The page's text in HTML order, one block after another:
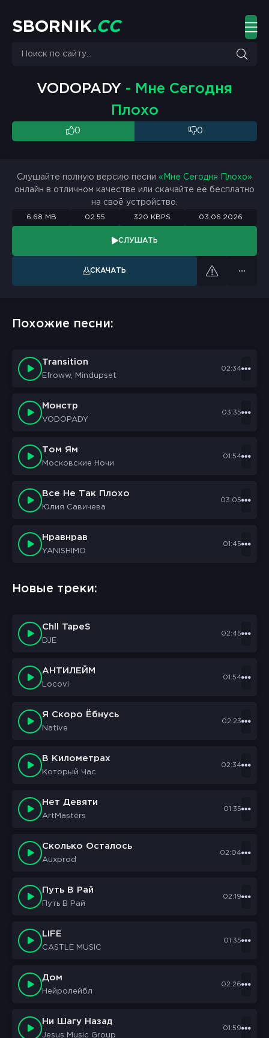
S BO R N K.CC
VODOPADY - Мне Сегодня
Плохо
0 0
Слушайте полную версию песни «Мне Сегодня Плохо»
онлайн в отличном качестве или скачайте её бесплатно
на своё устройство.
6.68 MB 02:55 320 KBPS 03.06.2026
СЛУШАТЬ
СКАЧАТЬ
Похожие песни:
Transition
Efroww, Mindupset
02:34
Монстр
VODOPADY
03:35
Том Ям
Московские Ночи
01:54
Все Не Так Плохо
Юлия Савичева
03:05
Нравнрав
YANISHIMO
01:45
Новые треки:
Chll TapeS
DJE
02:45
АНТИЛЕЙМ
Locovi
01:54
Я Скоро Ёбнусь
Native
02:23
В Километрах
Который Час
02:34
Нет Девяти
ArtMasters
01:35
Сколько Осталось
Auxprod
02:04
Путь В Рай
Путь В Рай
02:19
LIFE
CASTLE MUSIC
01:35
Дом
Нейролейбл
02:26
Ни Шагу Назад
Jesus Music Group
01:59